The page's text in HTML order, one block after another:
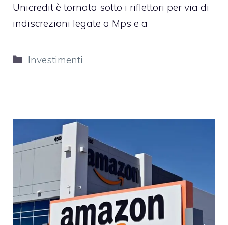
Unicredit è tornata sotto i riflettori per via di
indiscrezioni legate a Mps e a
Categorie
Investimenti